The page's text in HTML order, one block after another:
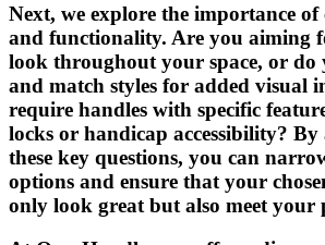
Next, we explore the importance of
and functionality. Are you aiming
look throughout your space, or do
and match styles for added visual
require handles with specific
locks or handicap accessibility?
these key questions, you can
options and ensure that your
only look great but also meet your